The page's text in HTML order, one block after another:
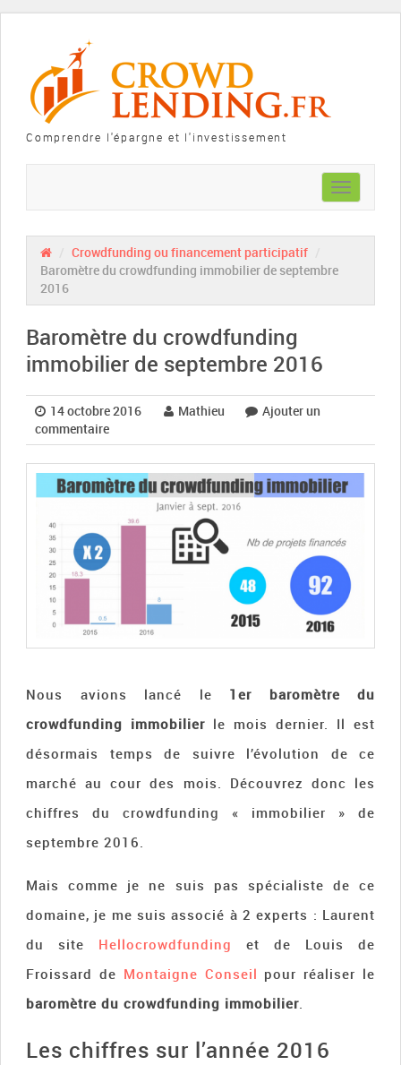
Comprendre l'épargne et l'investissement
Toggle
navigation
Crowdfunding ou financement participatif
Baromètre du crowdfunding immobilier de septembre
2016
Baromètre du crowdfunding
immobilier de septembre 2016
14 octobre 2016 Mathieu
Ajouter un
commentaire
Nous avions lancé le 1er baromètre du
crowdfunding immobilier le mois dernier. Il est
désormais temps de suivre l’évolution de ce
marché au cour des mois. Découvrez donc les
chiffres du crowdfunding « immobilier » de
septembre 2016.
Mais comme je ne suis pas spécialiste de ce
domaine, je me suis associé à 2 experts : Laurent
du site Hellocrowdfunding et de Louis de
Froissard de Montaigne Conseil pour réaliser le
baromètre du crowdfunding immobilier
Les chiffres sur l’année 2016